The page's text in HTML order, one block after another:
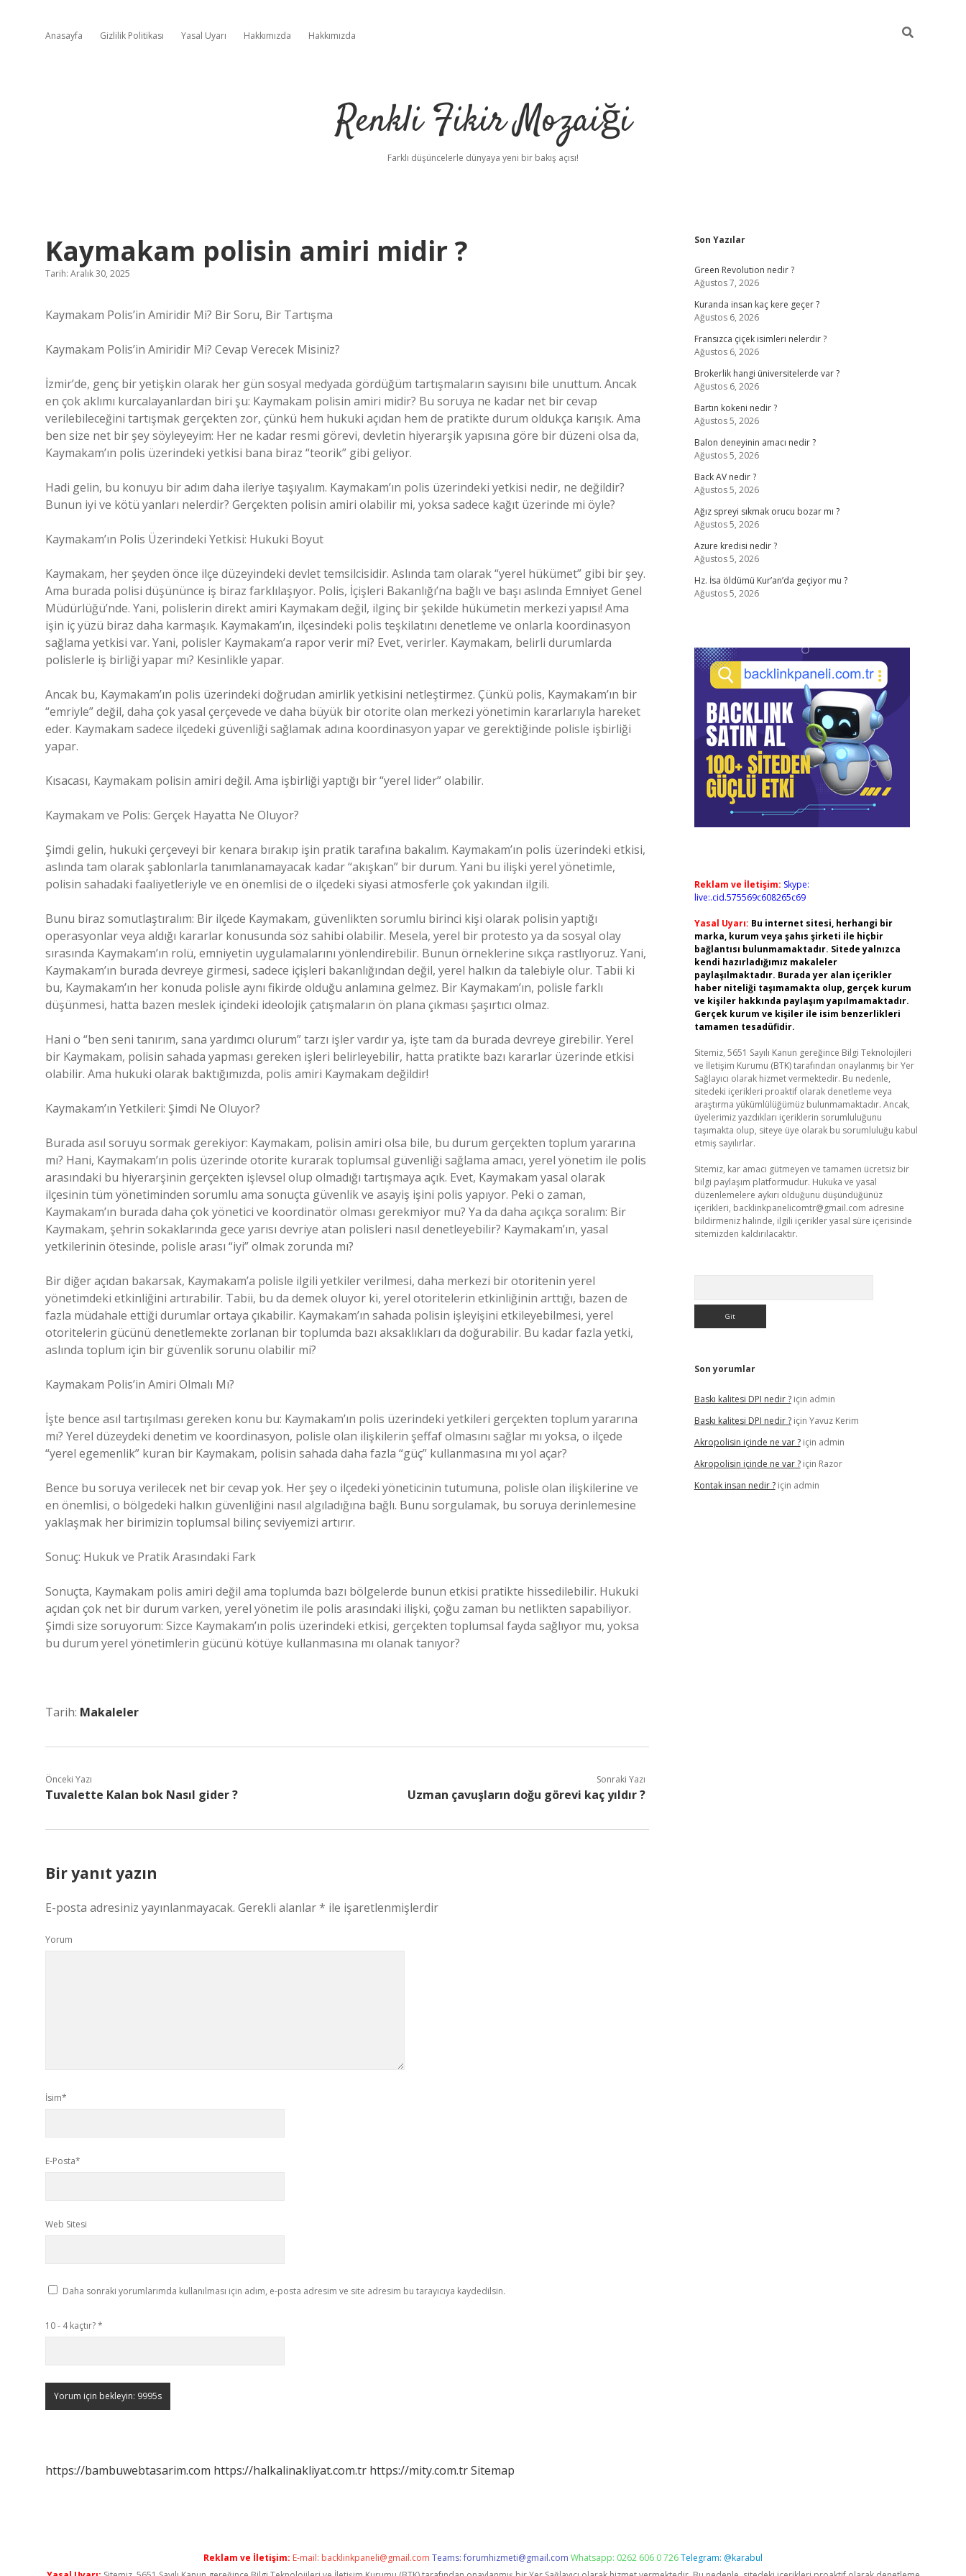
Anasayfa Gizlilik Politikası Yasal Uyarı Hakkımızda Hakkımızda
Renkli Fikir Mozaiği
Farklı düşüncelerle dünyaya yeni bir bakış açısı!
Kaymakam polisin amiri midir ?
Tarih: Aralık 30, 2025
Kaymakam Polis’in Amiridir Mi? Bir Soru, Bir Tartışma
Kaymakam Polis’in Amiridir Mi? Cevap Verecek Misiniz?
İzmir’de, genç bir yetişkin olarak her gün sosyal medyada gördüğüm tartışmaların sayısını bile unuttum. Ancak
en çok aklımı kurcalayanlardan biri şu: Kaymakam polisin amiri midir? Bu soruya ne kadar net bir cevap
verilebileceğini tartışmak gerçekten zor, çünkü hem hukuki açıdan hem de pratikte durum oldukça karışık. Ama
ben size net bir şey söyleyeyim: Her ne kadar resmi görevi, devletin hiyerarşik yapısına göre bir düzeni olsa da,
Kaymakam’ın polis üzerindeki yetkisi bana biraz “teorik” gibi geliyor.
Hadi gelin, bu konuyu bir adım daha ileriye taşıyalım. Kaymakam’ın polis üzerindeki yetkisi nedir, ne değildir?
Bunun iyi ve kötü yanları nelerdir? Gerçekten polisin amiri olabilir mi, yoksa sadece kağıt üzerinde mi öyle?
Kaymakam’ın Polis Üzerindeki Yetkisi: Hukuki Boyut
Kaymakam, her şeyden önce ilçe düzeyindeki devlet temsilcisidir. Aslında tam olarak “yerel hükümet” gibi bir şey.
Ama burada polisi düşününce iş biraz farklılaşıyor. Polis, İçişleri Bakanlığı’na bağlı ve başı aslında Emniyet Genel
Müdürlüğü’nde. Yani, polislerin direkt amiri Kaymakam değil, ilginç bir şekilde hükümetin merkezi yapısı! Ama
işin iç yüzü biraz daha karmaşık. Kaymakam’ın, ilçesindeki polis teşkilatını denetleme ve onlarla koordinasyon
sağlama yetkisi var. Yani, polisler Kaymakam’a rapor verir mi? Evet, verirler. Kaymakam, belirli durumlarda
polislerle iş birliği yapar mı? Kesinlikle yapar.
Ancak bu, Kaymakam’ın polis üzerindeki doğrudan amirlik yetkisini netleştirmez. Çünkü polis, Kaymakam’ın bir
“emriyle” değil, daha çok yasal çerçevede ve daha büyük bir otorite olan merkezi yönetimin kararlarıyla hareket
eder. Kaymakam sadece ilçedeki güvenliği sağlamak adına koordinasyon yapar ve gerektiğinde polisle işbirliği
yapar.
Kısacası, Kaymakam polisin amiri değil. Ama işbirliği yaptığı bir “yerel lider” olabilir.
Kaymakam ve Polis: Gerçek Hayatta Ne Oluyor?
Şimdi gelin, hukuki çerçeveyi bir kenara bırakıp işin pratik tarafına bakalım. Kaymakam’ın polis üzerindeki etkisi,
aslında tam olarak şablonlarla tanımlanamayacak kadar “akışkan” bir durum. Yani bu ilişki yerel yönetimle,
polisin sahadaki faaliyetleriyle ve en önemlisi de o ilçedeki siyasi atmosferle çok yakından ilgili.
Bunu biraz somutlaştıralım: Bir ilçede Kaymakam, güvenlikten sorumlu birinci kişi olarak polisin yaptığı
operasyonlar veya aldığı kararlar konusunda söz sahibi olabilir. Mesela, yerel bir protesto ya da sosyal olay
sırasında Kaymakam’ın rolü, emniyetin uygulamalarını yönlendirebilir. Bunun örneklerine sıkça rastlıyoruz. Yani,
Kaymakam’ın burada devreye girmesi, sadece içişleri bakanlığından değil, yerel halkın da talebiyle olur. Tabii ki
bu, Kaymakam’ın her konuda polisle aynı fikirde olduğu anlamına gelmez. Bir Kaymakam’ın, polisle farklı
düşünmesi, hatta bazen meslek içindeki ideolojik çatışmaların ön plana çıkması şaşırtıcı olmaz.
Hani o “ben seni tanırım, sana yardımcı olurum” tarzı işler vardır ya, işte tam da burada devreye girebilir. Yerel
bir Kaymakam, polisin sahada yapması gereken işleri belirleyebilir, hatta pratikte bazı kararlar üzerinde etkisi
olabilir. Ama hukuki olarak baktığımızda, polis amiri Kaymakam değildir!
Kaymakam’ın Yetkileri: Şimdi Ne Oluyor?
Burada asıl soruyu sormak gerekiyor: Kaymakam, polisin amiri olsa bile, bu durum gerçekten toplum yararına
mı? Hani, Kaymakam’ın polis üzerinde otorite kurarak toplumsal güvenliği sağlama amacı, yerel yönetim ile polis
arasındaki bu hiyerarşinin gerçekten işlevsel olup olmadığı tartışmaya açık. Evet, Kaymakam yasal olarak
ilçesinin tüm yönetiminden sorumlu ama sonuçta güvenlik ve asayiş işini polis yapıyor. Peki o zaman,
Kaymakam’ın burada daha çok yönetici ve koordinatör olması gerekmiyor mu? Ya da daha açıkça soralım: Bir
Kaymakam, şehrin sokaklarında gece yarısı devriye atan polisleri nasıl denetleyebilir? Kaymakam’ın, yasal
yetkilerinin ötesinde, polisle arası “iyi” olmak zorunda mı?
Bir diğer açıdan bakarsak, Kaymakam’a polisle ilgili yetkiler verilmesi, daha merkezi bir otoritenin yerel
yönetimdeki etkinliğini artırabilir. Tabii, bu da demek oluyor ki, yerel otoritelerin etkinliğinin arttığı, bazen de
fazla müdahale ettiği durumlar ortaya çıkabilir. Kaymakam’ın sahada polisin işleyişini etkileyebilmesi, yerel
otoritelerin gücünü denetlemekte zorlanan bir toplumda bazı aksaklıkları da doğurabilir. Bu kadar fazla yetki,
aslında toplum için bir güvenlik sorunu olabilir mi?
Kaymakam Polis’in Amiri Olmalı Mı?
İşte bence asıl tartışılması gereken konu bu: Kaymakam’ın polis üzerindeki yetkileri gerçekten toplum yararına
mı? Yerel düzeydeki denetim ve koordinasyon, polisle olan ilişkilerin şeffaf olmasını sağlar mı yoksa, o ilçede
“yerel egemenlik” kuran bir Kaymakam, polisin sahada daha fazla “güç” kullanmasına mı yol açar?
Bence bu soruya verilecek net bir cevap yok. Her şey o ilçedeki yöneticinin tutumuna, polisle olan ilişkilerine ve
en önemlisi, o bölgedeki halkın güvenliğini nasıl algıladığına bağlı. Bunu sorgulamak, bu soruya derinlemesine
yaklaşmak her birimizin toplumsal bilinç seviyemizi artırır.
Sonuç: Hukuk ve Pratik Arasındaki Fark
Sonuçta, Kaymakam polis amiri değil ama toplumda bazı bölgelerde bunun etkisi pratikte hissedilebilir. Hukuki
açıdan çok net bir durum varken, yerel yönetim ile polis arasındaki ilişki, çoğu zaman bu netlikten sapabiliyor.
Şimdi size soruyorum: Sizce Kaymakam’ın polis üzerindeki etkisi, gerçekten toplumsal fayda sağlıyor mu, yoksa
bu durum yerel yönetimlerin gücünü kötüye kullanmasına mı olanak tanıyor?
Tarih: Makaleler
Önceki Yazı
Tuvalette Kalan bok Nasıl gider ?
Sonraki Yazı
Uzman çavuşların doğu görevi kaç yıldır ?
Bir yanıt yazın
E-posta adresiniz yayınlanmayacak. Gerekli alanlar* ile işaretlenmişlerdir
Yorum
İsim*
E-Posta*
Web Sitesi
Daha sonraki yorumlarımda kullanılması için adım, e-posta adresim ve site adresim bu tarayıcıya kaydedilsin.
10 - 4 kaçtır?*
https://bambuwebtasarim.com https://halkalinakliyat.com.tr https://mity.com.trSitemap
Sidebar
Son Yazılar
Green Revolution nedir ?
Ağustos 7, 2026
Kuranda insan kaç kere geçer ?
Ağustos 6, 2026
Fransızca çiçek isimleri nelerdir ?
Ağustos 6, 2026
Brokerlik hangi üniversitelerde var ?
Ağustos 6, 2026
Bartın kokeni nedir ?
Ağustos 5, 2026
Balon deneyinin amacı nedir ?
Ağustos 5, 2026
Back AV nedir ?
Ağustos 5, 2026
Ağız spreyi sıkmak orucu bozar mı ?
Ağustos 5, 2026
Azure kredisi nedir ?
Ağustos 5, 2026
Hz. İsa öldümü Kur’an’da geçiyor mu ?
Ağustos 5, 2026
Reklam ve İletişim: Skype:
live:.cid.575569c608265c69
Yasal Uyarı: Bu internet sitesi, herhangi bir
marka, kurum veya şahıs şirketi ile hiçbir
bağlantısı bulunmamaktadır. Sitede yalnızca
kendi hazırladığımız makaleler
paylaşılmaktadır. Burada yer alan içerikler
haber niteliği taşımamakta olup, gerçek kurum
ve kişiler hakkında paylaşım yapılmamaktadır.
Gerçek kurum ve kişiler ile isim benzerlikleri
tamamen tesadüfidir.
Sitemiz, 5651 Sayılı Kanun gereğince Bilgi Teknolojileri
ve İletişim Kurumu (BTK) tarafından onaylanmış bir Yer
Sağlayıcı olarak hizmet vermektedir. Bu nedenle,
sitedeki içerikleri proaktif olarak denetleme veya
araştırma yükümlülüğümüz bulunmamaktadır. Ancak,
üyelerimiz yazdıkları içeriklerin sorumluluğunu
taşımakta olup, siteye üye olarak bu sorumluluğu kabul
etmiş sayılırlar.
Sitemiz, kar amacı gütmeyen ve tamamen ücretsiz bir
bilgi paylaşım platformudur. Hukuka ve yasal
düzenlemelere aykırı olduğunu düşündüğünüz
içerikleri, backlinkpanelicomtr@gmail.com adresine
bildirmeniz halinde, ilgili içerikler yasal süre içerisinde
sitemizden kaldırılacaktır.
Son yorumlar
Baskı kalitesi DPI nedir ?için admin
Baskı kalitesi DPI nedir ?için Yavuz Kerim
Akropolisin içinde ne var ?için admin
Akropolisin içinde ne var ?için Razor
Kontak insan nedir ?için admin
Reklam ve İletişim: E-mail: backlinkpaneli@gmail.com Teams:forumhizmeti@gmail.com Whatsapp: 0262 606 0 726Telegram: @karabul